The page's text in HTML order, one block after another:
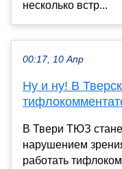
несколько встр...
00:17, 10 Апр
Ну и ну! В
В Твери ТЮЗ
нарушением
работать